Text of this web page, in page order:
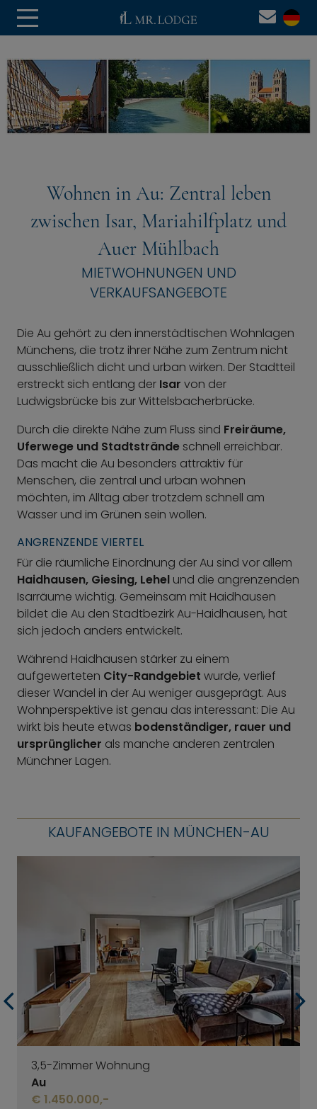
Wohnen in Au: Zentral leben
zwischen Isar, Mariahilfplatz und
Auer Mühlbach
MIETWOHNUNGEN UND
VERKAUFSANGEBOTE
Die Au gehört zu den innerstädtischen Wohnlagen
Münchens, die trotz ihrer Nähe zum Zentrum nicht
ausschließlich dicht und urban wirken. Der Stadtteil
erstreckt sich entlang der Isar von der
Ludwigsbrücke bis zur Wittelsbacherbrücke.
Durch die direkte Nähe zum Fluss sind Freiräume,
Uferwege und Stadtstrände schnell erreichbar.
Das macht die Au besonders attraktiv für
Menschen, die zentral und urban wohnen
möchten, im Alltag aber trotzdem schnell am
Wasser und im Grünen sein wollen.
ANGRENZENDE VIERTEL
Für die räumliche Einordnung der Au sind vor allem
Haidhausen, Giesing, Lehel und die angrenzenden
Isarräume wichtig. Gemeinsam mit Haidhausen
bildet die Au den Stadtbezirk Au-Haidhausen, hat
sich jedoch anders entwickelt.
Während Haidhausen stärker zu einem
aufgewerteten City-Randgebiet wurde, verlief
dieser Wandel in der Au weniger ausgeprägt. Aus
Wohnperspektive ist genau das interessant: Die Au
wirkt bis heute etwas bodenständiger, rauer und
ursprünglicher als manche anderen zentralen
Münchner Lagen.
KAUFANGEBOTE IN MÜNCHEN-AU
3,5-Zimmer Wohnung
Au
€ 1.450.000,-